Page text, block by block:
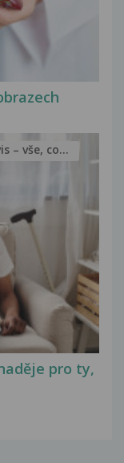
pro ty,
– vše, co...